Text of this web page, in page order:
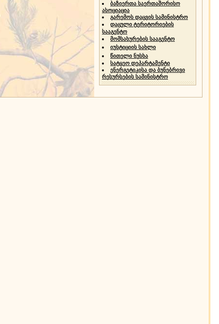
ბაზიერთა საერთაშორისო
ასოციაცია
გარემოს დაცვის სამინისტრო
დაცული ტერიტორიების
სააგენტო
მომსახურების სააგენტო
იუსტიციის სახლი
წითელი ნუსხა
სატყეო დეპარტამენტი
ენერგეტიკისა და ბუნებრივი
რესურსების სამინისტრო